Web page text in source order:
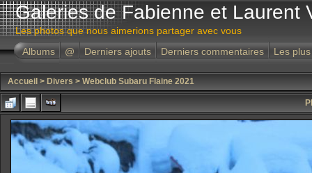
Galeries de Fabienne et Laurent
Les photos que nous aimerions partager avec vous
Albums
@ Derniers ajouts Derniers commentaires Les
Accueil > Divers > Webclub Subaru Flaine 2021